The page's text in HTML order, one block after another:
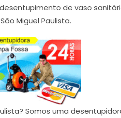
de vaso
Miguel Paulista.
Somos uma